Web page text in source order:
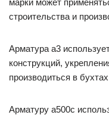
марки может
строительства и
Арматура а3
конструкций,
производиться в
Арматуру а500с